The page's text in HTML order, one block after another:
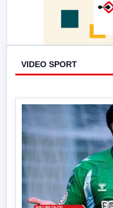
VIDEO SPORT